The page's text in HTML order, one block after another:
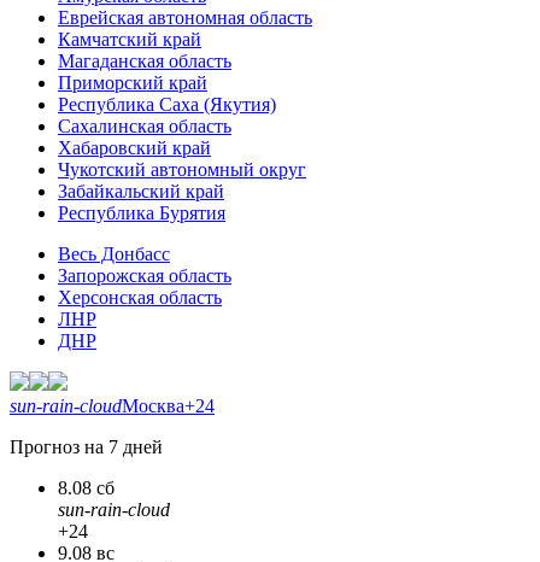
Еврейская автономная область
Камчатский край
Магаданская область
Приморский край
Республика Саха (Якутия)
Сахалинская область
Хабаровский край
Чукотский автономный округ
Забайкальский край
Республика Бурятия
Весь Донбасс
Запорожская область
Херсонская область
ЛНР
ДНР
sun-rain-cloudМосква+24
Прогноз на 7 дней
8.08 сб
sun-rain-cloud
+24
9.08 вс